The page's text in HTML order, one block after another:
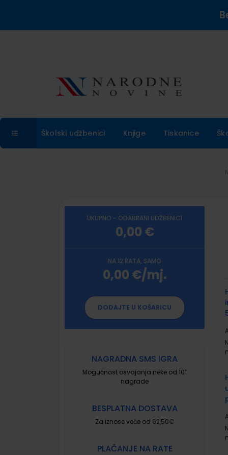
Školski udžbenici Knjige Tiskanice
UKUPNO - ODABRANI UDŽBENICI
0,00 €
NA 12 RATA, SAMO
0,00 €/mj.
DODAJTE U KOŠARICU
NAGRADNA SMS IGRA
Mogućnost osvajanja neke od 101
nagrade
BESPLATNA DOSTAVA
Za iznose veće od 62,50€
PLAĆANJE NA RATE